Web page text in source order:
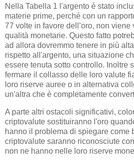
Nella Tabella 1 l'argento è stato
materie prime, perché con un
77 volte in favore dell’oro, non viene
qualità monetarie. Questo fatto
ad allora dovremmo tenere in più
rispetto all'argento, una situazione
essere tenuta sotto controllo. Inoltre
fermare il collasso delle loro valute
loro riserve auree o in alternativa
un'altra che è completamente
A parte altri ostacoli significativi,
criptovalute sostituiranno l'oro
hanno il problema di spiegare come
criptovalute saranno riconosciute
non ne hanno nelle loro riserve